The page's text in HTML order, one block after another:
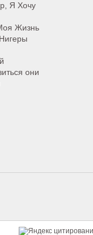
Я Хочу
Жизнь
они